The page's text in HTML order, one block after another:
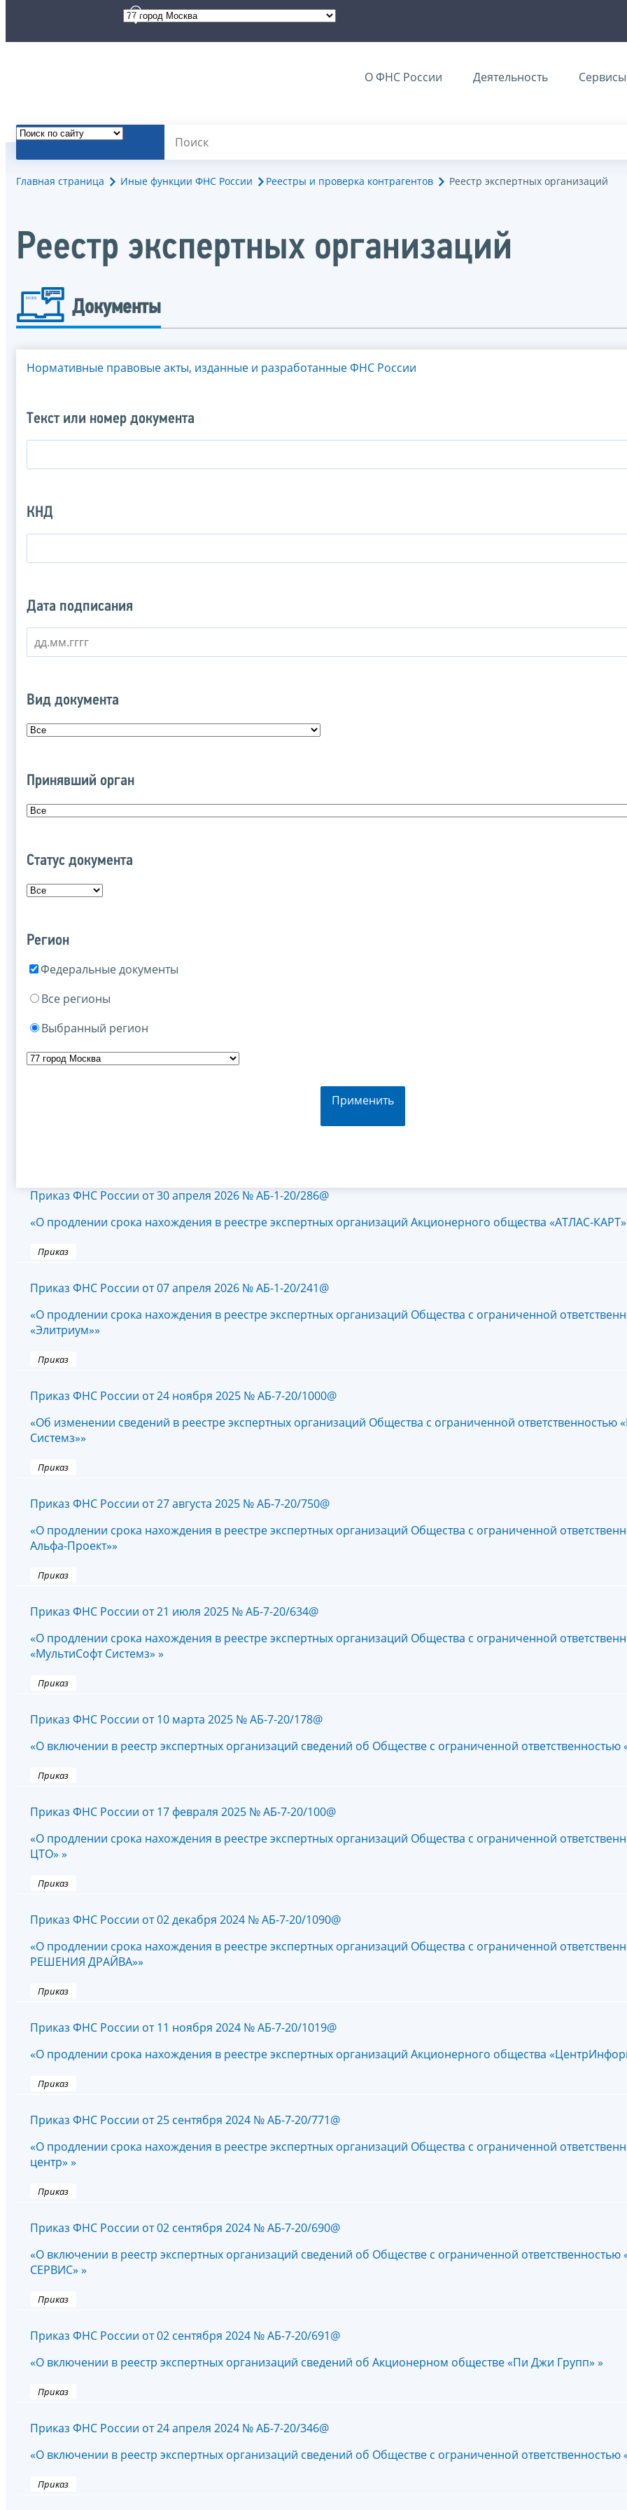
О ФНС России Деятельность Сервисы
Главная страница Иные функции ФНС России Реестры и проверка контрагентов Реестр экспертных организаций
Реестр экспертных организаций
Документы
Нормативные правовые акты, изданные и разработанные ФНС России
Текст или номер документа
КНД
Дата подписания
Вид документа
Принявший орган
Статус документа
Регион
Федеральные документы
Все регионы
Выбранный регион
Применить
Приказ ФНС России от 30 апреля 2026 № АБ-1-20/286@
«О продлении срока нахождения в реестре экспертных организаций Акционерного общества «АТЛАС-
Приказ
Приказ ФНС России от 07 апреля 2026 № АБ-1-20/241@
«О продлении срока нахождения в реестре экспертных организаций Общества с ограниченной
«Элитриум»»
Приказ
Приказ ФНС России от 24 ноября 2025 № АБ-7-20/1000@
«Об изменении сведений в реестре экспертных организаций Общества с ограниченной ответственностью
Системз»»
Приказ
Приказ ФНС России от 27 августа 2025 № АБ-7-20/750@
«О продлении срока нахождения в реестре экспертных организаций Общества с ограниченной
Альфа-Проект»»
Приказ
Приказ ФНС России от 21 июля 2025 № АБ-7-20/634@
«О продлении срока нахождения в реестре экспертных организаций Общества с ограниченной
«МультиСофт Системз» »
Приказ
Приказ ФНС России от 10 марта 2025 № АБ-7-20/178@
«О включении в реестр экспертных организаций сведений об Обществе с ограниченной
Приказ
Приказ ФНС России от 17 февраля 2025 № АБ-7-20/100@
«О продлении срока нахождения в реестре экспертных организаций Общества с ограниченной
ЦТО» »
Приказ
Приказ ФНС России от 02 декабря 2024 № АБ-7-20/1090@
«О продлении срока нахождения в реестре экспертных организаций Общества с ограниченной
РЕШЕНИЯ ДРАЙВА»»
Приказ
Приказ ФНС России от 11 ноября 2024 № АБ-7-20/1019@
«О продлении срока нахождения в реестре экспертных организаций Акционерного общества
Приказ
Приказ ФНС России от 25 сентября 2024 № АБ-7-20/771@
«О продлении срока нахождения в реестре экспертных организаций Общества с ограниченной
центр» »
Приказ
Приказ ФНС России от 02 сентября 2024 № АБ-7-20/690@
«О включении в реестр экспертных организаций сведений об Обществе с ограниченной
СЕРВИС» »
Приказ
Приказ ФНС России от 02 сентября 2024 № АБ-7-20/691@
«О включении в реестр экспертных организаций сведений об Акционерном обществе «Пи Джи Групп» »
Приказ
Приказ ФНС России от 24 апреля 2024 № АБ-7-20/346@
«О включении в реестр экспертных организаций сведений об Обществе с ограниченной ответственностью
Приказ